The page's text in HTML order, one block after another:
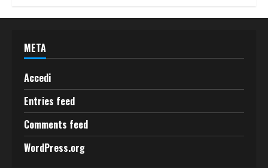
META
Accedi
Entries feed
Comments feed
WordPress.org